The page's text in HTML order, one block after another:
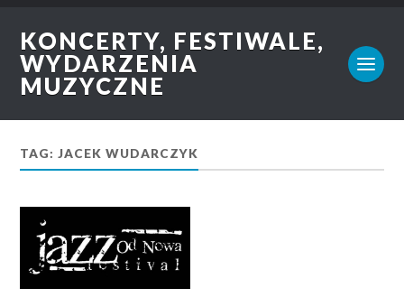
KONCERTY, FESTIWALE,
WYDARZENIA
MUZYCZNE
TAG: JACEK WUDARCZYK